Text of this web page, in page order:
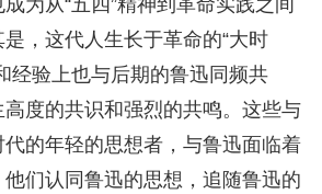
为从“五四”精神到革命实践之间
，这代人生长于革命的“大时
经验上也与后期的鲁迅同频共
度的共识和强烈的共鸣。这些与
的年轻的思想者，与鲁迅面临着
他们认同鲁迅的思想，追随鲁迅的